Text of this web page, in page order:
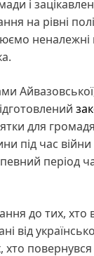
і
на рівні
неналежні
для
під час війни
період
до тих,
від
хто